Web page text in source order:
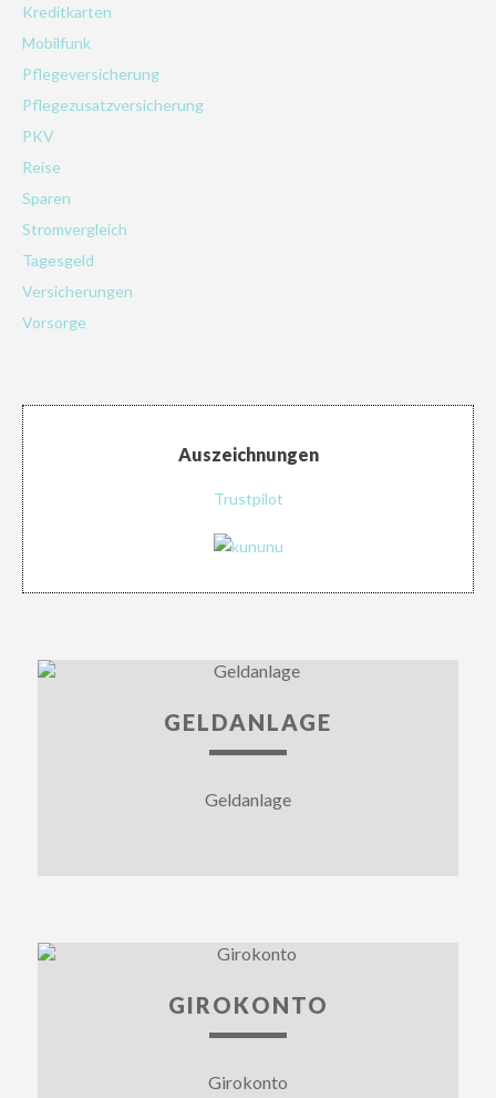
Kreditkarten
Mobilfunk
Pflegeversicherung
Pflegezusatzversicherung
PKV
Reise
Sparen
Stromvergleich
Tagesgeld
Versicherungen
Vorsorge
Auszeichnungen
Trustpilot
GELDANLAGE
Geldanlage
GIROKONTO
Girokonto